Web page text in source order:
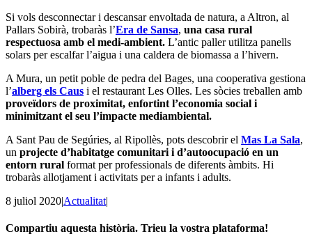
Si vols desconnectar i descansar envoltada de natura, a Altron, al
Pallars Sobirà, trobaràs l’Era de Sansa, una casa rural
respectuosa amb el medi-ambient. L’antic paller utilitza panells
solars per escalfar l’aigua i una caldera de biomassa a l’hivern.
A Mura, un petit poble de pedra del Bages, una cooperativa gestiona
l’alberg els Caus i el restaurant Les Olles. Les sòcies treballen amb
proveïdors de proximitat, enfortint l’economia social i
minimitzant el seu l’impacte mediambiental.
A Sant Pau de Segúries, al Ripollès, pots descobrir el Mas La Sala,
un projecte d’habitatge comunitari i d’autoocupació en un
entorn rural format per professionals de diferents àmbits. Hi
trobaràs allotjament i activitats per a infants i adults.
8 juliol 2020|Actualitat|
Compartiu aquesta història. Trieu la vostra plataforma!